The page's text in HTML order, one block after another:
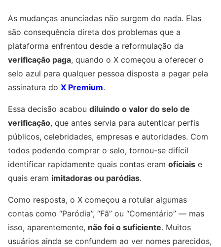
As mudanças anunciadas não surgem do nada. Elas
são consequência direta dos problemas que a
plataforma enfrentou desde a reformulação da
verificação paga, quando o X começou a oferecer o
selo azul para qualquer pessoa disposta a pagar pela
assinatura do X Premium.
Essa decisão acabou diluindo o valor do selo de
verificação, que antes servia para autenticar perfis
públicos, celebridades, empresas e autoridades. Com
todos podendo comprar o selo, tornou-se difícil
identificar rapidamente quais contas eram oficiais e
quais eram imitadoras ou paródias.
Como resposta, o X começou a rotular algumas
contas como “Paródia”, “Fã” ou “Comentário” — mas
isso, aparentemente, não foi o suficiente. Muitos
usuários ainda se confundem ao ver nomes parecidos,